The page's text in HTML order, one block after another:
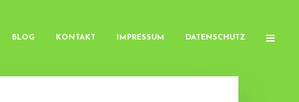
BLOG KONTAKT IMPRESSUM DATENSCHUTZ